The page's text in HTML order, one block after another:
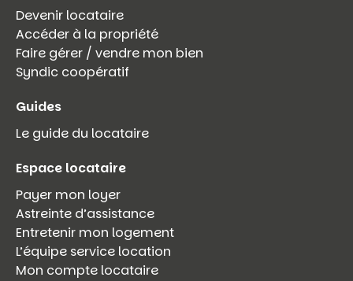
Devenir locataire
Accéder à la propriété
Faire gérer / vendre mon bien
Syndic coopératif
Guides
Le guide du locataire
Espace locataire
Payer mon loyer
Astreinte d’assistance
Entretenir mon logement
L’équipe service location
Mon compte locataire